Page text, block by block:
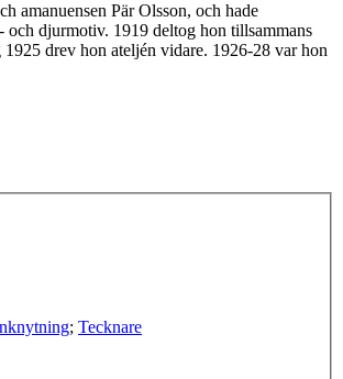
amanuensen Pär Olsson, och hade
djurmotiv. 1919 deltog hon tillsammans
drev hon ateljén vidare. 1926-28 var hon
; Tecknare